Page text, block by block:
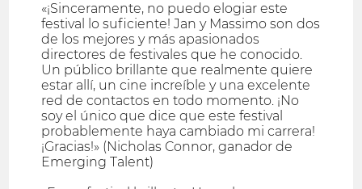
«¡Sinceramente, no puedo elogiar este
festival lo suficiente! Jan y Massimo son dos
de los mejores y más apasionados
directores de festivales que he conocido.
Un público brillante que realmente quiere
estar allí, un cine increíble y una excelente
red de contactos en todo momento. ¡No
soy el único que dice que este festival
probablemente haya cambiado mi carrera!
¡Gracias!» (Nicholas Connor, ganador de
Emerging Talent)